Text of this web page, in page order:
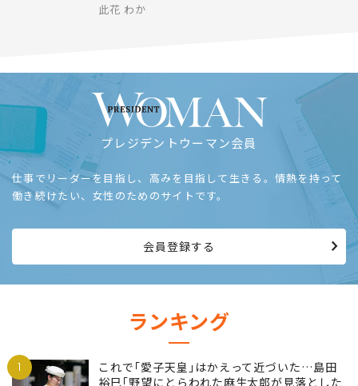
此花 わか
プレジデントウーマン会員
仕事でリーダーを目指し、高みを目指して生きる。情熱を持って
働き続けたい、女性のためのサイトです。
会員登録する
ランキング
1
これで｢愛子天皇｣はかえって近づいた…島田
裕巳｢野望にとらわれた麻生太郎が見落とした